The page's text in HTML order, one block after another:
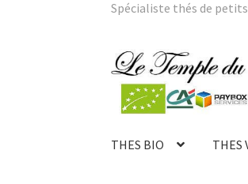
Spécialiste thés de petits
Aller
à
navigation
Aller
au
contenu
THES BIO THES